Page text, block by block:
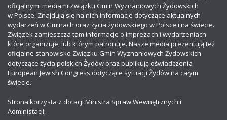
oficjalnymi mediami Związku Gmin Wyznaniowych Żydowskich
w Polsce. Znajdują się na nich informacje dotyczące aktualnych
wydarzeń w Gminach oraz życia żydowskiego w Polsce i na świecie.
Związek zamieszcza tam informacje o imprezach i wydarzeniach
które organizuje, lub którym patronuje. Nasze media prezentują też
oficjalne stanowisko Związku Gmin Wyznaniowych Żydowskich
dotyczące życia polskich Żydów oraz publikują oświadczenia
European Jewish Congress dotyczące sytuacji Żydów na całym
świecie.
Strona korzysta z dotacji Ministra Spraw Wewnętrznych i
Administacji.